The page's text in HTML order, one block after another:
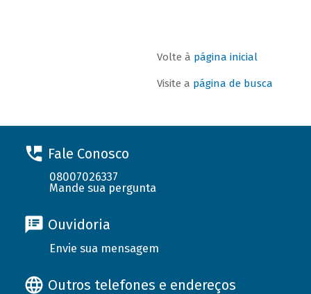
Volte à página inicial
Visite a página de busca
Fale Conosco
08007026337
Mande sua pergunta
Ouvidoria
Envie sua mensagem
Outros telefones e endereços